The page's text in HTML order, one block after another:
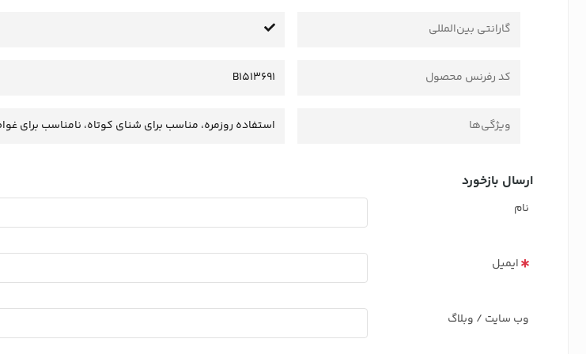
گارانتی بین‌المللی
کد رفرنس محصول B1513691
ویژگی‌ها استفاده روزمره، مناسب برای شنای کوتاه، نامناسب برای
ارسال بازخورد
نام
ایمیل
وب سایت / وبلاگ